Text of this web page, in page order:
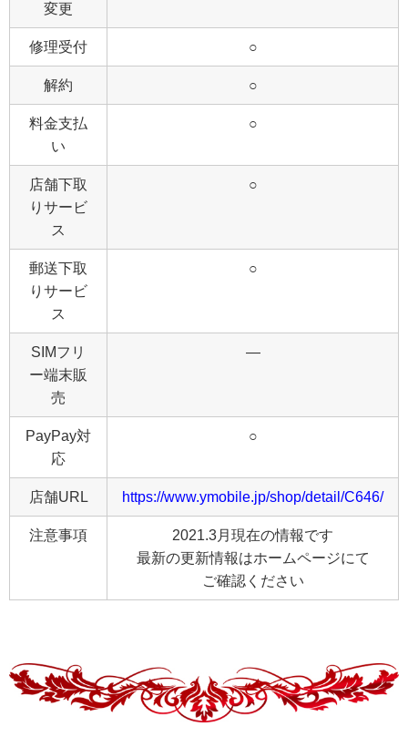
変更
修理受付 ○
解約 ○
料金支払
い
○
店舗下取
りサービ
ス
○
郵送下取
りサービ
ス
○
SIMフリ
ー端末販
売
―
PayPay対
応
○
店舗URL https://www.ymobile.jp/shop/detail/C646/
注意事項
2021.3月現在の情報です
最新の更新情報はホームページにて
ご確認ください